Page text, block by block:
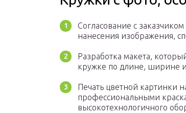
Согласование с
нанесения изображения,
Разработка макета,
кружке по длине, ширине и
Печать цветной картинки
профессиональными
высокотехнологичного